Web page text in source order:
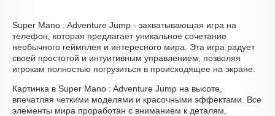
Super Mano : Adventure Jump - захватывающая игра на
телефон, которая предлагает уникальное сочетание
необычного геймплея и интересного мира. Эта игра радует
своей простотой и интуитивным управлением, позволяя
игрокам полностью погрузиться в происходящее на экране.
Картинка в Super Mano : Adventure Jump на высоте,
впечатляя четкими моделями и красочными эффектами. Все
элементы мира проработан с вниманием к деталям,